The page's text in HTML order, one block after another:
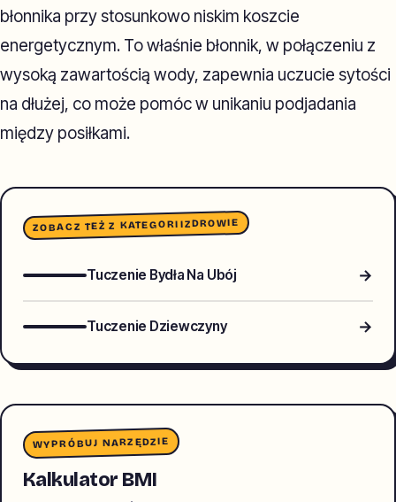
błonnika przy stosunkowo niskim koszcie
energetycznym. To właśnie błonnik, w połączeniu z
wysoką zawartością wody, zapewnia uczucie sytości
na dłużej, co może pomóc w unikaniu podjadania
między posiłkami.
ZOBACZ TEŻ Z KATEGORIIZDROWIE
Tuczenie Bydła Na Ubój →
Tuczenie Dziewczyny →
WYPRÓBUJ NARZĘDZIE
Kalkulator BMI